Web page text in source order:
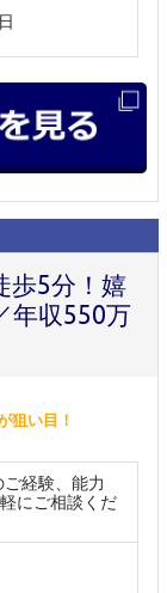
歩5分！嬉
年収550万
狙い目！
経験、能力
にご相談くだ